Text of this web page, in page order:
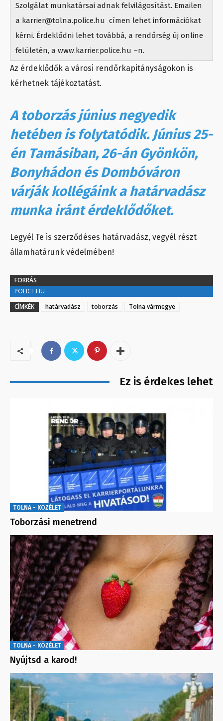
Szolgálat munkatársai adnak felvilágosítást. Emailen
a karrier@tolna.police.hu címen lehet információkat
kérni. Érdeklődni lehet továbbá, a rendőrség új online
felületén, a www.karrier.police.hu –n.
Az érdeklődők a városi rendőrkapitányságokon is
kérhetnek tájékoztatást.
A toborzás június negyedik
hetében is folytatódik. Június 25-
én Tamásiban, 26-án Gyönkön,
Bonyhádon és Dombóváron
várják kollégáink a határvadász
munka iránt érdeklődőket.
Legyél Te is szerződéses határvadász, vegyél részt
államhatárunk védelmében!
FORRÁS
POLICE.HU
CÍMKÉK
határvadász toborzás Tolna vármegye
Ez is érdekes lehet
TOLNA - KÖZÉLET
Toborzási menetrend
TOLNA - KÖZÉLET
Nyújtsd a karod!